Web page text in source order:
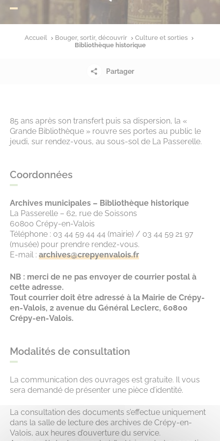
Accueil Bouger, sortir, découvrir
Culture et sorties
Bibliothèque historique
Partager
85 ans après son transfert puis sa dispersion, la «
Grande Bibliothèque » rouvre ses portes au public le
jeudi, sur rendez-vous, au sous-sol de La Passerelle.
Coordonnées
Archives municipales – Bibliothèque historique
La Passerelle – 62, rue de Soissons
60800 Crépy-en-Valois
Téléphone : 03 44 59 44 44 (mairie) / 03 44 59 21 97
(musée) pour prendre rendez-vous.
E-mail : archives@crepyenvalois.fr
NB : merci de ne pas envoyer de courrier postal à
cette adresse.
Tout courrier doit être adressé à la Mairie de Crépy-
en-Valois, 2 avenue du Général Leclerc, 60800
Crépy-en-Valois.
Modalités de consultation
La communication des ouvrages est gratuite. Il vous
sera demandé de présenter une pièce d’identité.
La consultation des documents s’effectue uniquement
dans la salle de lecture des archives de Crépy-en-
Valois, aux heures d’ouverture du service.